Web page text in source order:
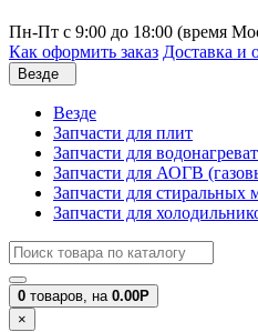
Пн-Пт с 9:00 до 18:00 (время
Как оформить заказ Доставка и
Везде
Везде
Запчасти для плит
Запчасти для
Запчасти для АОГВ
Запчасти для стиральных
Запчасти для
0 товаров, на 0.00Р
×